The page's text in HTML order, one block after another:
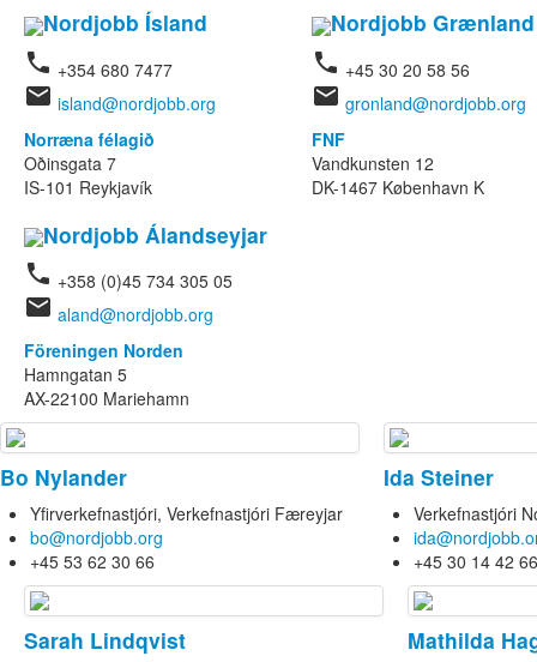
Nordjobb Ísland
phone +354 680 7477
email island@nordjobb.org
Norræna félagið
Oðinsgata 7
IS-101 Reykjavík
Nordjobb Grænland
phone +45 30 20 58 56
email gronland@nordjobb.org
FNF
Vandkunsten 12
DK-1467 København K
Nordjobb Álandseyjar
phone +358 (0)45 734 305 05
email aland@nordjobb.org
Föreningen Norden
Hamngatan 5
AX-22100 Mariehamn
Bo Nylander
Yfirverkefnastjóri, Verkefnastjóri Færeyjar
bo@nordjobb.org
+45 53 62 30 66
Ida Steiner
Verkefnastjóri
+45 30 14 42 66
Sarah Lindqvist Mathilda